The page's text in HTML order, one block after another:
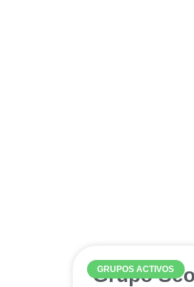
GRUPOS ACTIVOS
Grupo